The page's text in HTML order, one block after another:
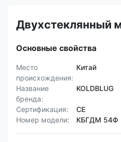
Двухстеклянный
Основные свойства
Место
происхождения:
Китай
Название
бренда:
KOLDBLUG
Сертификация:
CE
Номер модели:
КБГДМ 54Ф